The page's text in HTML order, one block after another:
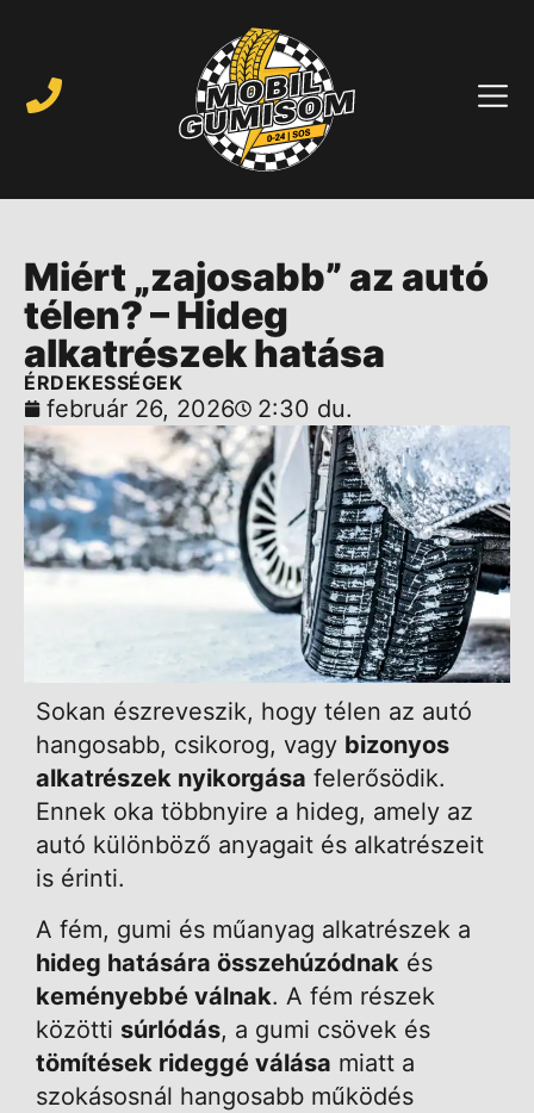
Miért „zajosabb” az autó
télen? – Hideg
alkatrészek hatása
ÉRDEKESSÉGEK
február 26, 2026 2:30 du.
Sokan észreveszik, hogy télen az autó
hangosabb, csikorog, vagy bizonyos
alkatrészek nyikorgása felerősödik.
Ennek oka többnyire a hideg, amely az
autó különböző anyagait és alkatrészeit
is érinti.
A fém, gumi és műanyag alkatrészek a
hideg hatására összehúzódnak és
keményebbé válnak. A fém részek
közötti súrlódás, a gumi csövek és
tömítések rideggé válása miatt a
szokásosnál hangosabb működés